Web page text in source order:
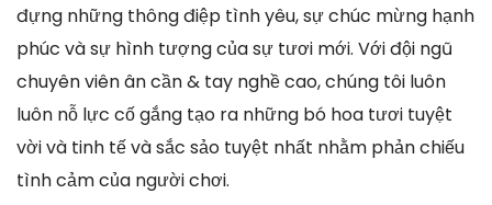
đựng những thông điệp tình yêu, sự chúc mừng hạnh
phúc và sự hình tượng của sự tươi mới. Với đội ngũ
chuyên viên ân cần & tay nghề cao, chúng tôi luôn
luôn nỗ lực cố gắng tạo ra những bó hoa tươi tuyệt
vời và tinh tế và sắc sảo tuyệt nhất nhằm phản chiếu
tình cảm của người chơi.